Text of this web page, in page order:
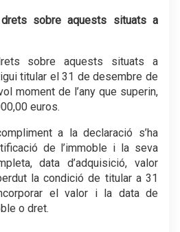
sobre aquests situats a
sobre aquests situats a
titular el 31 de desembre de
moment de l’any que superin,
euros.
a la declaració s’ha
de l’immoble i la seva
data d’adquisició, valor
la condició de titular a 31
el valor i la data de
o dret.